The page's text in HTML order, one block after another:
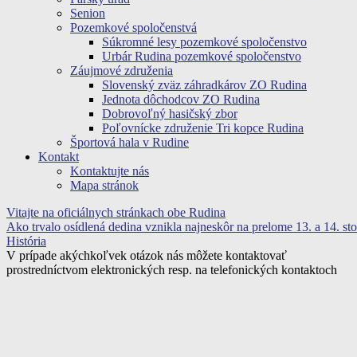
Senion
Pozemkové spoločenstvá
Súkromné lesy pozemkové spoločenstvo
Urbár Rudina pozemkové spoločenstvo
Záujmové združenia
Slovenský zväz záhradkárov ZO Rudina
Jednota dôchodcov ZO Rudina
Dobrovoľný hasičský zbor
Poľovnícke združenie Tri kopce Rudina
Športová hala v Rudine
Kontakt
Kontaktujte nás
Mapa stránok
Vitajte na oficiálnych stránkach obe Rudina
Ako trvalo osídlená dedina vznikla najneskôr na prelome 13. a 14.
História
V prípade akýchkoľvek otázok nás môžete kontaktovať
prostredníctvom elektronických resp. na telefonických kontaktoch